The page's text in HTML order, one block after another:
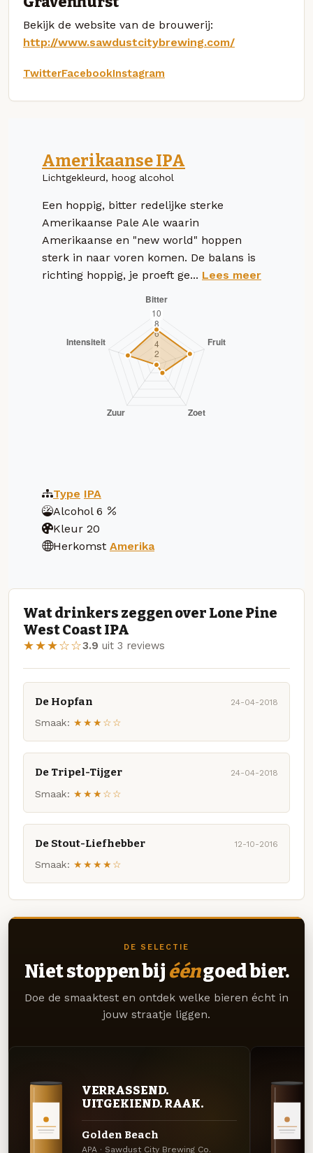
Bekijk de website van de brouwerij:
http://www.sawdustcitybrewing.com/
TwitterFacebookInstagram
Amerikaanse IPA
Lichtgekleurd, hoog alcohol
Een hoppig, bitter redelijke sterke
Amerikaanse Pale Ale waarin
Amerikaanse en "new world" hoppen
sterk in naar voren komen. De balans is
richting hoppig, je proeft ge... Lees meer
Type IPA
Alcohol 6
Kleur 20
Herkomst Amerika
Wat drinkers zeggen over Lone Pine
West Coast IPA
★★★☆☆3.9 uit 3 reviews
De Hopfan 24-04-2018
Smaak: ★★★☆☆
De Tripel-Tijger 24-04-2018
Smaak: ★★★☆☆
De Stout-Liefhebber 12-10-2016
Smaak: ★★★★☆
DE SELECTIE
Niet stoppen bij ééngoed bier.
Doe de smaaktest en ontdek welke bieren écht in
jouw straatje liggen.
VERRASSEND.
UITGEKIEND. RAAK.
Golden Beach
APA · Sawdust City Brewing Co.